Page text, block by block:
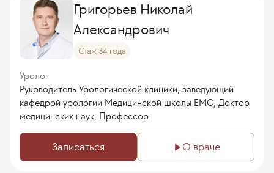
Григорьев Николай
Александрович
Стаж 34 года
Уролог
Руководитель Урологической клиники, заведующий
кафедрой урологии Медицинской школы ЕМС, Доктор
медицинских наук, Профессор
Записаться О враче